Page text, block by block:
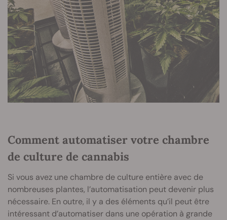
Comment automatiser votre chambre
de culture de cannabis
Si vous avez une chambre de culture entière avec de
nombreuses plantes, l’automatisation peut devenir plus
nécessaire. En outre, il y a des éléments qu’il peut être
intéressant d’automatiser dans une opération à grande